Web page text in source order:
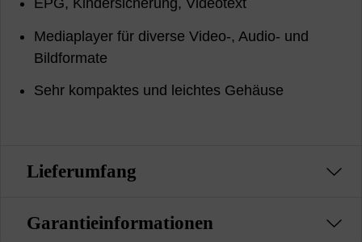
EPG, Kindersicherung, Videotext
Mediaplayer für diverse Video-, Audio- und
Bildformate
Sehr kompaktes und leichtes Gehäuse
Lieferumfang
Garantieinformationen